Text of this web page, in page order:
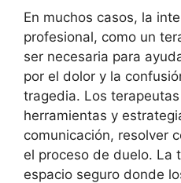
En muchos casos, la
profesional, como un
ser necesaria para
por el dolor y la
tragedia. Los
herramientas y
comunicación, resolver
el proceso de duelo. La
espacio seguro donde